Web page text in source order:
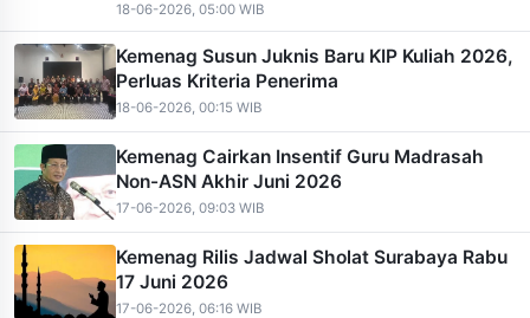
18-06-2026, 05:00 WIB
Kemenag Susun Juknis Baru KIP Kuliah 2026,
Perluas Kriteria Penerima
18-06-2026, 00:15 WIB
Kemenag Cairkan Insentif Guru Madrasah
Non-ASN Akhir Juni 2026
17-06-2026, 09:03 WIB
Kemenag Rilis Jadwal Sholat Surabaya Rabu
17 Juni 2026
17-06-2026, 06:16 WIB